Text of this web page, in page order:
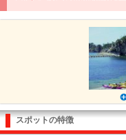
スポットの特徴